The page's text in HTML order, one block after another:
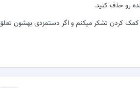
رو حذف کنید.
کردن تشکر میکنم و اگر دستمزدی بهشون تعلق